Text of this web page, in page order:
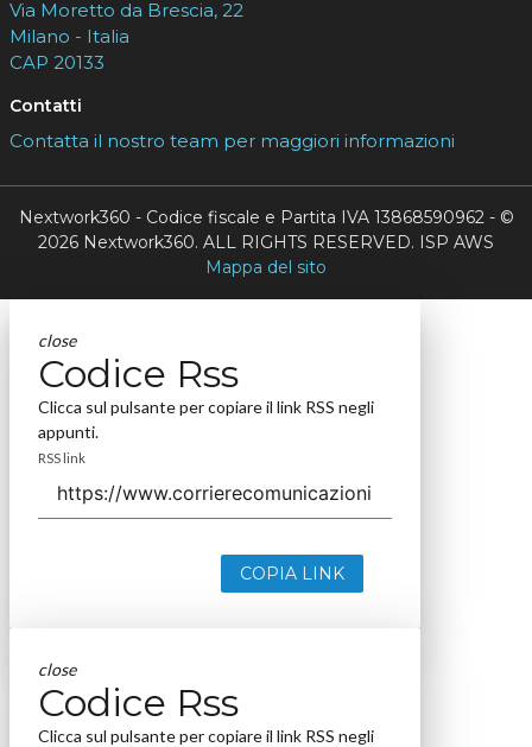
Via Moretto da Brescia, 22
Milano - Italia
CAP 20133
Contatti
Contatta il nostro team per maggiori informazioni
Nextwork360 - Codice fiscale e Partita IVA 13868590962 - ©
2026 Nextwork360. ALL RIGHTS RESERVED. ISP AWS
Mappa del sito
close
Codice Rss
Clicca sul pulsante per copiare il link RSS negli
appunti.
RSS link
COPIA LINK
close
Codice Rss
Clicca sul pulsante per copiare il link RSS negli